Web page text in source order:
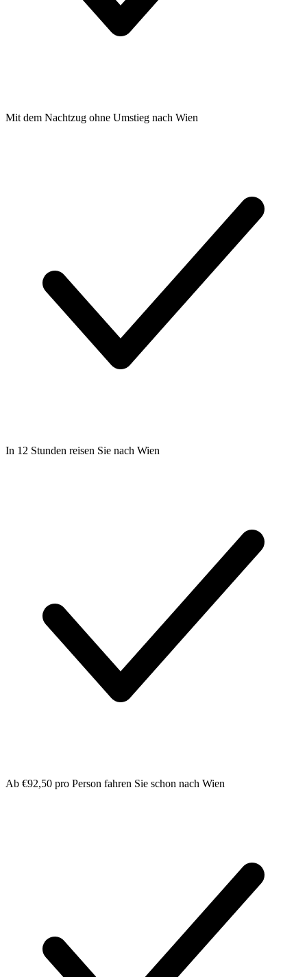
Mit dem Nachtzug ohne Umstieg nach Wien
In 12 Stunden reisen Sie nach Wien
Ab €92,50 pro Person fahren Sie schon nach Wien